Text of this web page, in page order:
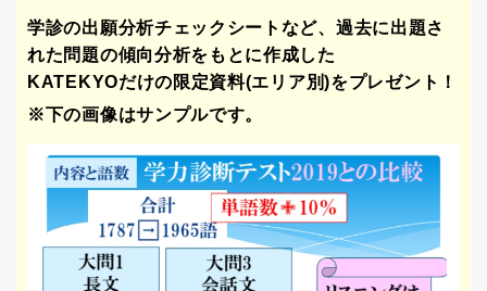
学診の出願分析チェックシートなど、過去に出題さ
れた問題の傾向分析をもとに作成した
KATEKYOだけの限定資料(エリア別)をプレゼント！
※下の画像はサンプルです。